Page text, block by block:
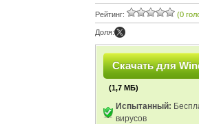
Рейтинг: (0
Доля:
Скачать для
(1,7 МБ)
Испытанный:
вирусов